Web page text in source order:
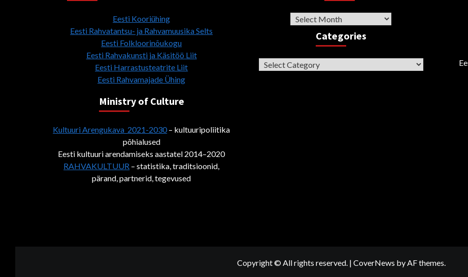
Eesti Kooriühing
Eesti Rahvatantsu- ja Rahvamuusika Selts
Eesti Folkloorinõukogu
Eesti Rahvakunsti ja Käsitöö Liit
Eesti Harrastusteatrite Liit
Eesti Rahvamajade Ühing
Ministry of Culture
Kultuuri Arengukava 2021-2030– kultuuripoliitika
põhialused
Eesti kultuuri arendamiseks aastatel 2014–2020
RAHVAKULTUUR – statistika, traditsioonid,
pärand, partnerid, tegevused
Archive
Categories
Categories
Copyright © All rights reserved. | CoverNews by AF themes.